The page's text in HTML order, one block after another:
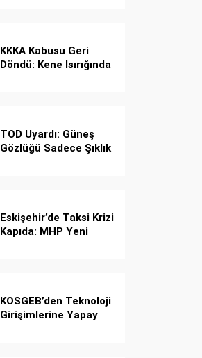
KKKA Kabusu Geri
Döndü: Kene Isırığında
TOD Uyardı: Güneş
Gözlüğü Sadece Şıklık
Eskişehir’de Taksi Krizi
Kapıda: MHP Yeni
KOSGEB’den Teknoloji
Girişimlerine Yapay